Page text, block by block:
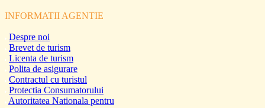
INFORMATII AGENTIE
Despre noi
Brevet de turism
Licenta de turism
Polita de asigurare
Contractul cu turistul
Protectia Consumatorului
Autoritatea Nationala pentru